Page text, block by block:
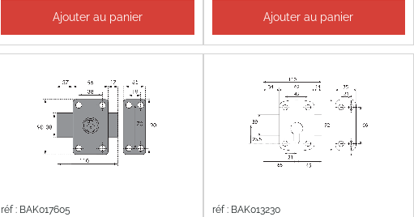
Ajouter au panier Ajouter au panier
réf : BAK017605 réf : BAK013230